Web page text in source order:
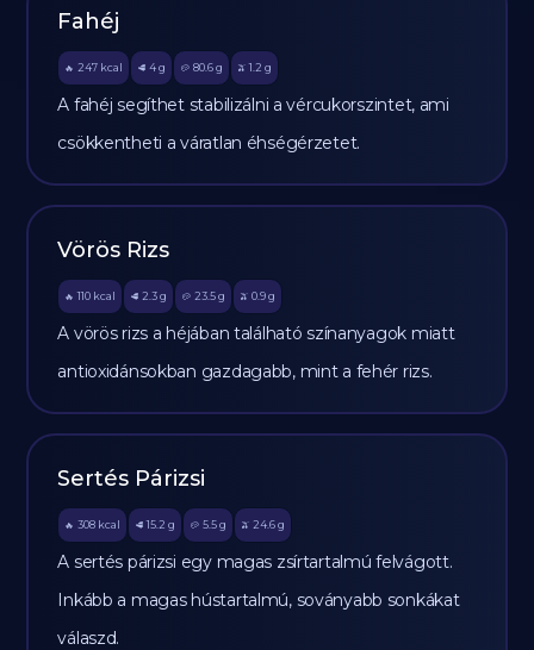
Fahéj
🔥 247 kcal 🥩 4 g 🥔 80.6g 🫒 1.2 g
A fahéj segíthet stabilizálni a vércukorszintet, ami
csökkentheti a váratlan éhségérzetet.
Vörös Rizs
🔥 110 kcal 🥩 2.3 g 🥔 23.5g 🫒 0.9 g
A vörös rizs a héjában található színanyagok miatt
antioxidánsokban gazdagabb, mint a fehér rizs.
Sertés Párizsi
🔥 308 kcal 🥩 15.2 g 🥔 5.5g 🫒 24.6 g
A sertés párizsi egy magas zsírtartalmú felvágott.
Inkább a magas hústartalmú, soványabb sonkákat
válaszd.